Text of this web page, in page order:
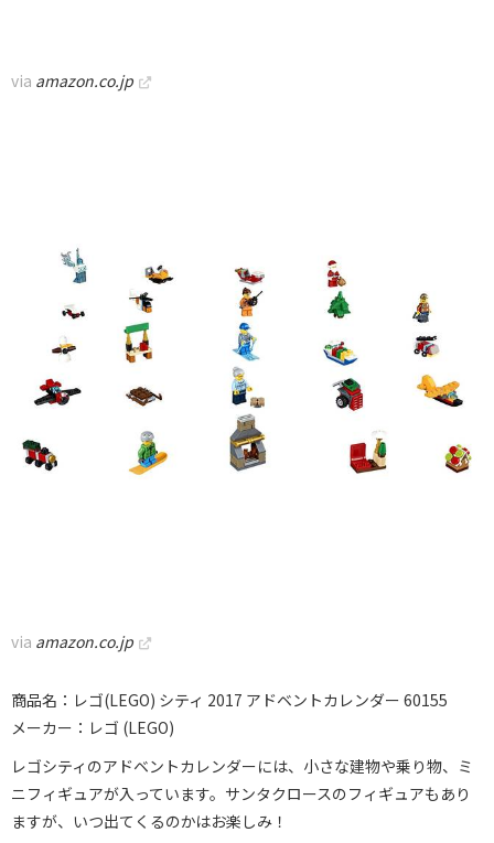
via amazon.co.jp
via amazon.co.jp
商品名：レゴ(LEGO) シティ 2017 アドベントカレンダー 60155
メーカー：レゴ (LEGO)
レゴシティのアドベントカレンダーには、小さな建物や乗り物、ミ
ニフィギュアが入っています。サンタクロースのフィギュアもあり
ますが、いつ出てくるのかはお楽しみ！